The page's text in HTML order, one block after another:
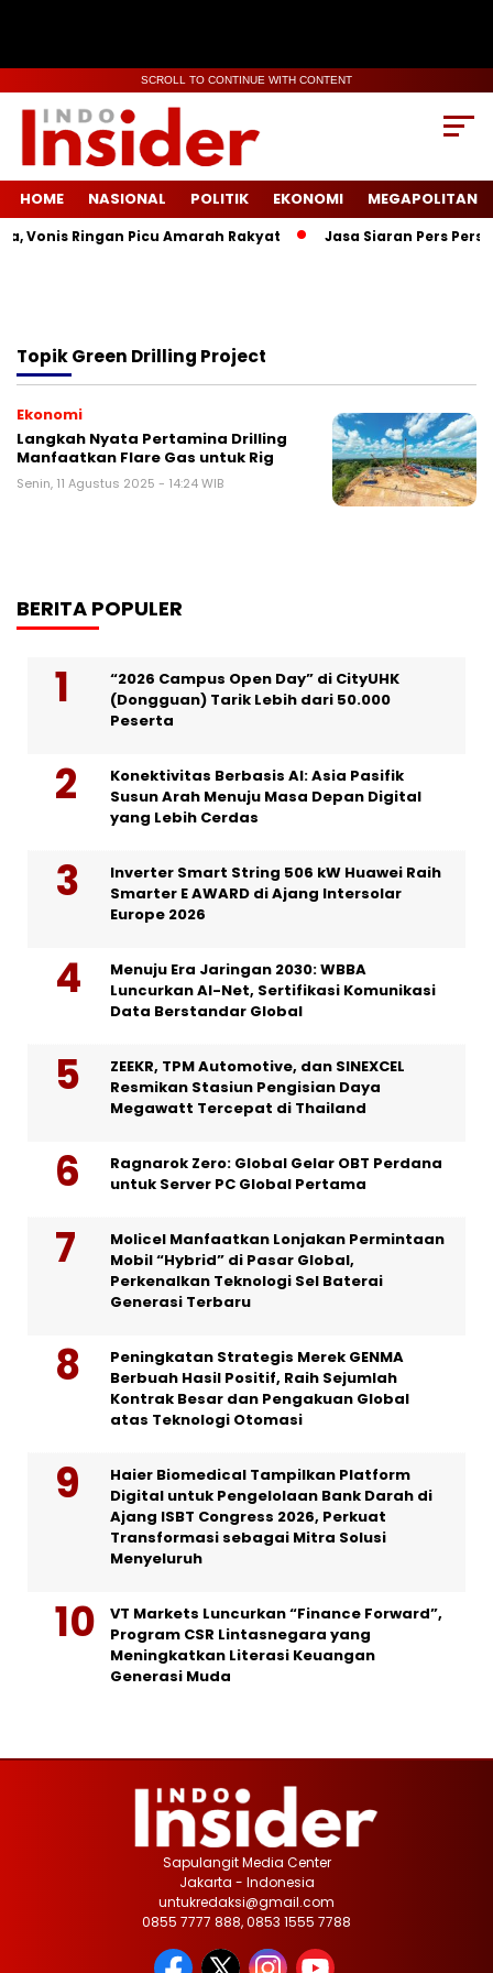
SCROLL TO CONTINUE WITH CONTENT
HOME NASIONAL POLITIK EKONOMI MEGAPOLITAN
Vonis Ringan Picu Amarah Rakyat Jasa Siaran Pers
TopikGreen Drilling Project
Ekonomi
Langkah Nyata Pertamina Drilling
Manfaatkan Flare Gas untuk Rig
Senin, 11 Agustus 2025 - 14:24 WIB
BERITA POPULER
“2026 Campus Open Day” di CityUHK
(Dongguan) Tarik Lebih dari 50.000
Peserta
Konektivitas Berbasis AI: Asia Pasifik
Susun Arah Menuju Masa Depan Digital
yang Lebih Cerdas
Inverter Smart String 506 kW Huawei Raih
Smarter E AWARD di Ajang Intersolar
Europe 2026
Menuju Era Jaringan 2030: WBBA
Luncurkan AI-Net, Sertifikasi Komunikasi
Data Berstandar Global
ZEEKR, TPM Automotive, dan SINEXCEL
Resmikan Stasiun Pengisian Daya
Megawatt Tercepat di Thailand
Ragnarok Zero: Global Gelar OBT Perdana
untuk Server PC Global Pertama
Molicel Manfaatkan Lonjakan Permintaan
Mobil “Hybrid” di Pasar Global,
Perkenalkan Teknologi Sel Baterai
Generasi Terbaru
Peningkatan Strategis Merek GENMA
Berbuah Hasil Positif, Raih Sejumlah
Kontrak Besar dan Pengakuan Global
atas Teknologi Otomasi
Haier Biomedical Tampilkan Platform
Digital untuk Pengelolaan Bank Darah di
Ajang ISBT Congress 2026, Perkuat
Transformasi sebagai Mitra Solusi
Menyeluruh
VT Markets Luncurkan “Finance Forward”,
Program CSR Lintasnegara yang
Meningkatkan Literasi Keuangan
Generasi Muda
Sapulangit Media Center
Jakarta - Indonesia
untukredaksi@gmail.com
0855 7777 888, 0853 1555 7788